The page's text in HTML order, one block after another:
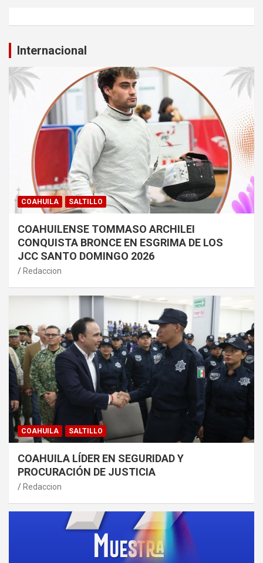
Internacional
COAHUILA SALTILLO
COAHUILENSE TOMMASO ARCHILEI
CONQUISTA BRONCE EN ESGRIMA DE LOS
JCC SANTO DOMINGO 2026
Redaccion
COAHUILA SALTILLO
COAHUILA LÍDER EN SEGURIDAD Y
PROCURACIÓN DE JUSTICIA
Redaccion